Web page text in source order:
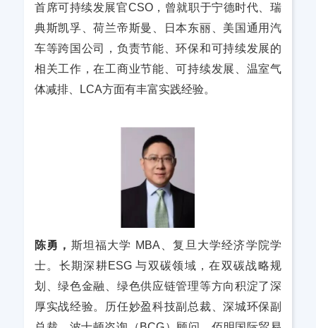
首席可持续发展官CSO，曾就职于宁德时代、瑞
典斯凯孚、荷兰帝斯曼、日本东丽、美国通用汽
车等跨国公司，负责节能、环保和可持续发展的
相关工作，在工商业节能、可持续发展、温室气
体减排、LCA方面有丰富实践经验。
陈勇， 斯坦福大学 MBA、复旦大学经济学院学
士。长期深耕ESG 与双碳领域，在双碳战略规
划、绿色金融、绿色供应链管理等方向积淀了深
厚实战经验。历任妙盈科技副总裁、深城环保副